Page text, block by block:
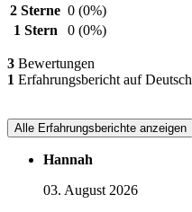
2 Sterne 0 (0%)
1 Stern
0 (0%)
3 Bewertungen
1 Erfahrungsbericht auf Deutsch
Alle Erfahrungsberichte anzeigen
Hannah
03. August 2026